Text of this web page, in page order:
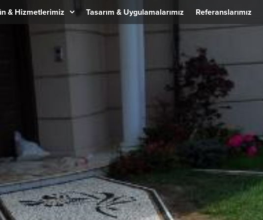
& Hizmetlerimiz Tasarım & Uygulamalarımız Referanslarımız